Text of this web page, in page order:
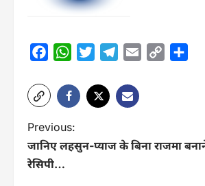
FacebookWhatsAppTwitterTelegram
Email
Copy
P
o
Previous:
जानिए लहसुन-प्याज के बिना राजमा
रेसिपी…